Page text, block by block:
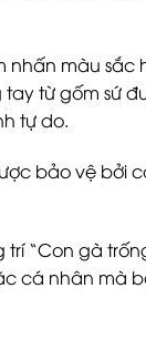
nhấn màu
từ gốm sứ
tự do.
bảo vệ bởi
“Con gà
cá nhân mà